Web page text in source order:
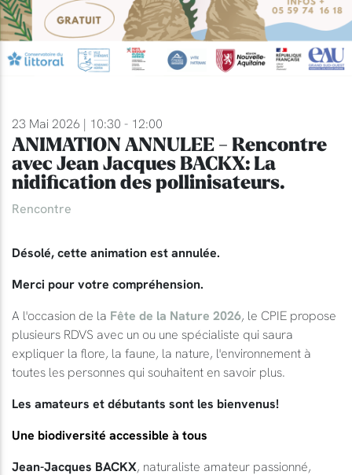
23 Mai 2026 | 10:30 - 12:00
ANIMATION ANNULEE - Rencontre
avec Jean Jacques BACKX: La
nidification des pollinisateurs.
Rencontre
Désolé, cette animation est annulée.
Merci pour votre compréhension.
A l'occasion de la Fête de la Nature 2026, le CPIE propose
plusieurs RDVS avec un ou une spécialiste qui saura
expliquer la flore, la faune, la nature, l'environnement à
toutes les personnes qui souhaitent en savoir plus.
Les amateurs et débutants sont les bienvenus!
Une biodiversité accessible à tous
Jean-Jacques BACKX, naturaliste amateur passionné,